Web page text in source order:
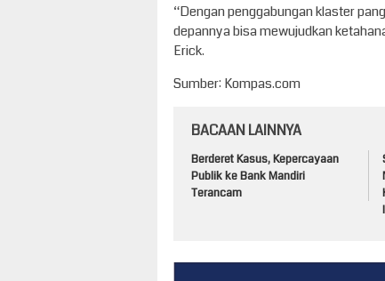
“Dengan penggabungan klaster
depannya bisa mewujudkan
Erick.
Sumber: Kompas.com
BACAAN LAINNYA
Berderet Kasus, Kepercayaan
Publik ke Bank Mandiri
Terancam